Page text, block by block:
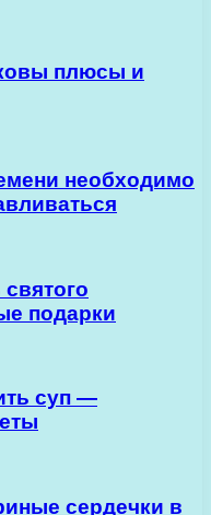
плюсы и
необходимо
подарки
суп —
сердечки в